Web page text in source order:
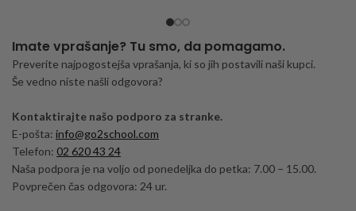
Imate vprašanje? Tu smo, da pomagamo.
Preverite najpogostejša vprašanja, ki so jih postavili naši kupci.
Še vedno niste našli odgovora?
Kontaktirajte našo podporo za stranke.
E-pošta: info@go2school.com
Telefon: 02 620 43 24
Naša podpora je na voljo od ponedeljka do petka: 7.00 – 15.00.
Povprečen čas odgovora: 24 ur.